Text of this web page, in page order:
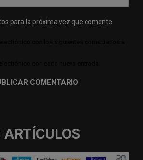
para la próxima vez que comente